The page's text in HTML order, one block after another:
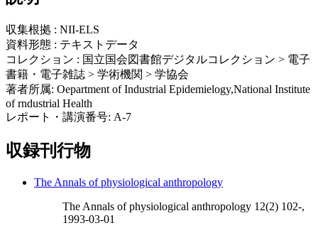
収集根拠 : NII-ELS
資料形態 : テキストデータ
コレクション : 国立国会図書館デジタルコレクション > 電子
書籍・電子雑誌 > 学術機関 > 学協会
著者所属: Oepartment of Industrial Epidemielogy,National Institute
of rndustrial Health
レポート・講演番号: A-7
収録刊行物
The Annals of physiological anthropology
The Annals of physiological anthropology 12(2) 102-,
1993-03-01